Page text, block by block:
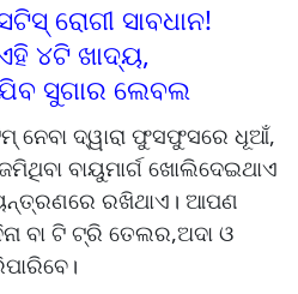
ରୋଗୀ ସାବଧାନ!
୪ଟି ଖାଦ୍ୟ,
ସୁଗାର ଲେବଲ
ନେବା ଦ୍ୱାରା ଫୁସଫୁସରେ ଧୂଆଁ,
ବାୟୁମାର୍ଗ ଖୋଲିଦେଇଥାଏ
ରଖିଥାଏ। ଆପଣ
ବା ଟି ଟ୍ରି ତେଲର,ଅଦା ଓ